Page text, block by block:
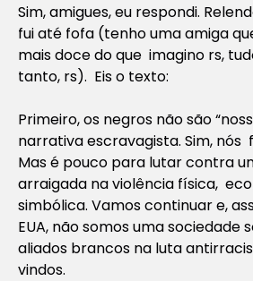
Sim, amigues, eu respondi.
fui até fofa (tenho uma amiga
mais doce do que imagino rs,
tanto, rs). Eis o texto:
Primeiro, os negros não são
narrativa escravagista. Sim, nós
Mas é pouco para lutar contra
arraigada na violência física,
simbólica. Vamos continuar e,
EUA, não somos uma sociedade
aliados brancos na luta
vindos.